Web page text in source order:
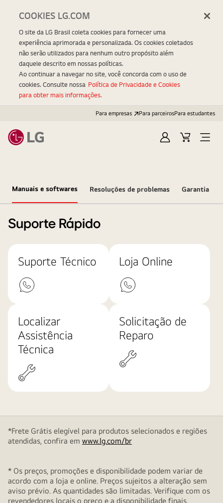
Para empresas Para parceirosPara estudantes
EntrarCarrinhoOpen
Manuais e softwares Resoluções de problemas Garantia
Suporte Rápido
Suporte Técnico Loja Online
Localizar
Assistência
Técnica
Solicitação de
Reparo
*Frete Grátis elegível para produtos selecionados e regiões
atendidas, confira em www.lg.com/br
* Os preços, promoções e disponibilidade podem variar de
acordo com a loja e online. Preços sujeitos a alteração sem
aviso prévio. As quantidades são limitadas. Verifique com os
revendedores locais o preço e a disponibilidade finais.
COOKIES LG.COM
O site da LG Brasil coleta cookies para fornecer uma
experiência aprimorada e personalizada. Os cookies coletados
não serão utilizados para nenhum outro propósito além
daquele descrito em nossas políticas.
Ao continuar a navegar no site, você concorda com o uso de
cookies. Consulte nossa Política de Privacidade e Cookies
para obter mais informações.